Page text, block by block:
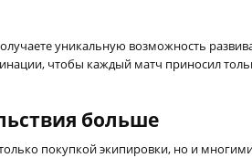
уникальную возможность
чтобы каждый матч приносил
больше
покупкой экипировки, но и